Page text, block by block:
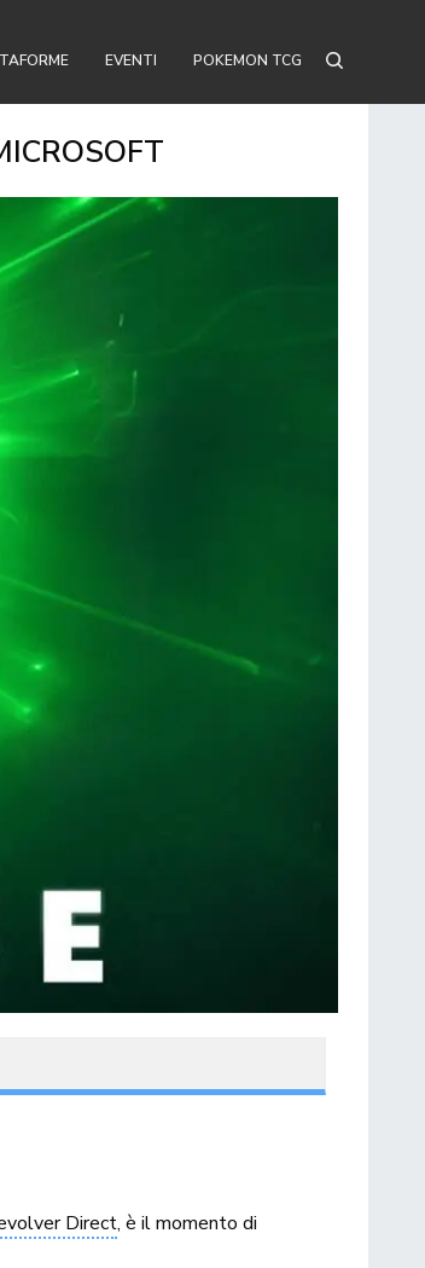
EVENTI POKEMON TCG
Direct, è il momento di